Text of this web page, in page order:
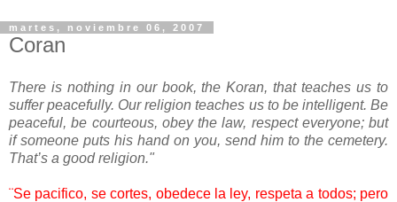
martes, noviembre 06, 2007
Coran
There is nothing in our book, the Koran, that teaches us to
suffer peacefully. Our religion teaches us to be intelligent. Be
peaceful, be courteous, obey the law, respect everyone; but
if someone puts his hand on you, send him to the cemetery.
That’s a good religion."
¨Se pacifico, se cortes, obedece la ley, respeta a todos; pero